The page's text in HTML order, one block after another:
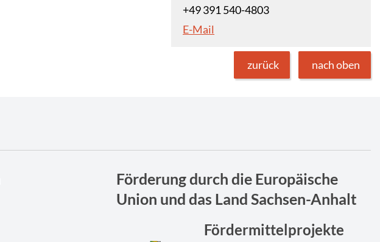
+49 391 540-4803
E-Mail
zurück nach oben
Förderung durch die Europäische
Union und das Land Sachsen-Anhalt
Fördermittelprojekte